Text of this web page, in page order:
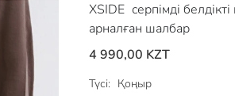
XSIDE серпімді
арналған шалбар
4 990,00 KZT
Түсі: Қоңыр